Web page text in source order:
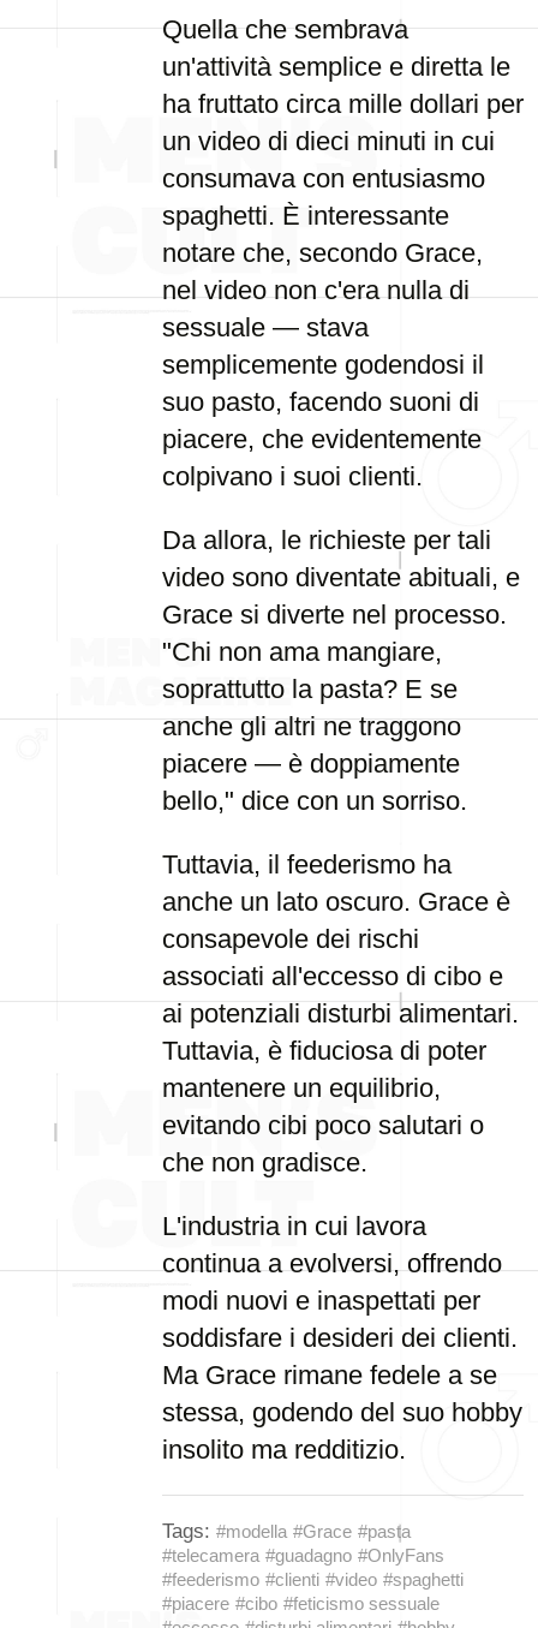
Quella che sembrava
un'attività semplice e diretta le
ha fruttato circa mille dollari per
un video di dieci minuti in cui
consumava con entusiasmo
spaghetti. È interessante
notare che, secondo Grace,
nel video non c'era nulla di
sessuale — stava
semplicemente godendosi il
suo pasto, facendo suoni di
piacere, che evidentemente
colpivano i suoi clienti.
Da allora, le richieste per tali
video sono diventate abituali, e
Grace si diverte nel processo.
"Chi non ama mangiare,
soprattutto la pasta? E se
anche gli altri ne traggono
piacere — è doppiamente
bello," dice con un sorriso.
Tuttavia, il feederismo ha
anche un lato oscuro. Grace è
consapevole dei rischi
associati all'eccesso di cibo e
ai potenziali disturbi alimentari.
Tuttavia, è fiduciosa di poter
mantenere un equilibrio,
evitando cibi poco salutari o
che non gradisce.
L'industria in cui lavora
continua a evolversi, offrendo
modi nuovi e inaspettati per
soddisfare i desideri dei clienti.
Ma Grace rimane fedele a se
stessa, godendo del suo hobby
insolito ma redditizio.
Tags: #modella #Grace #pasta
#telecamera #guadagno #OnlyFans
#feederismo #clienti #video #spaghetti
#piacere #cibo #feticismo sessuale